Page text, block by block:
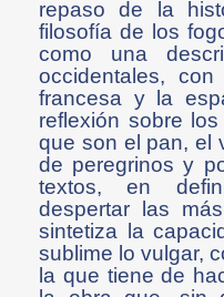
repaso de la
filosofía de los
como una
occidentales,
francesa y la
reflexión sobre
que son el pan, el
de peregrinos y
textos, en
despertar las
sintetiza la
sublime lo vulgar,
la que tiene de